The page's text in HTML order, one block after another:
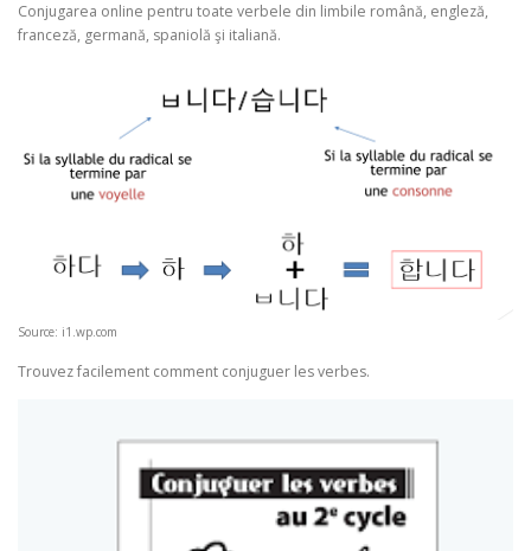
Conjugarea online pentru toate verbele din limbile română, engleză,
franceză, germană, spaniolă şi italiană.
Source: i1.wp.com
Trouvez facilement comment conjuguer les verbes.